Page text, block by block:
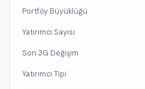
Portföy Büyüklüğü
Yatırımcı Sayısı
Son 3G Değişim
Yatırımcı Tipi